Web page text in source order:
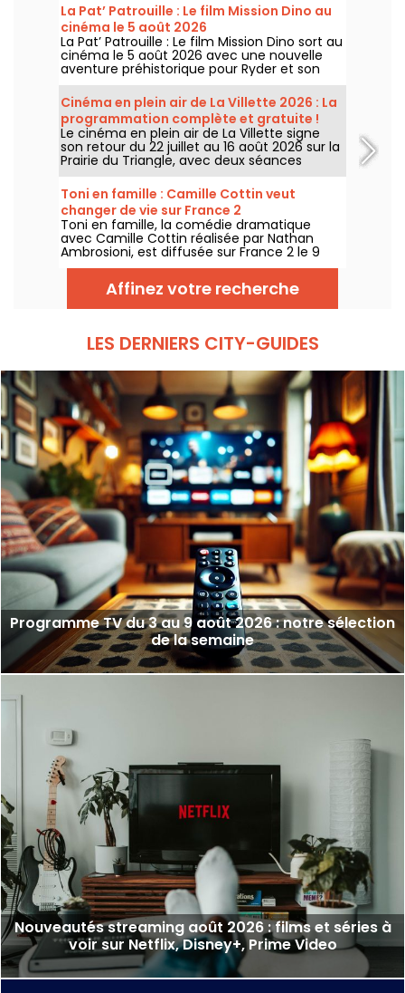
La Pat’ Patrouille : Le film Mission Dino au
cinéma le 5 août 2026
La Pat’ Patrouille : Le film Mission Dino sort au
cinéma le 5 août 2026 avec une nouvelle
aventure préhistorique pour Ryder et son
équipe.
Cinéma en plein air de La Villette 2026 : La
programmation complète et gratuite !
Le cinéma en plein air de La Villette signe
son retour du 22 juillet au 16 août 2026 sur la
Prairie du Triangle, avec deux séances
gratuites par jour, à 18h et 21h. Pour cette
35e édition, le festival met à l’honneur le
thème “L’appel de la forêt”. Découvrez la
programmation complète et gratuite !
Toni en famille : Camille Cottin veut
changer de vie sur France 2
Toni en famille, la comédie dramatique
avec Camille Cottin réalisée par Nathan
Ambrosioni, est diffusée sur France 2 le 9
août 2026 à 21h10.
Affinez votre recherche
LES DERNIERS CITY-GUIDES
Programme TV du 3 au 9 août 2026 : notre sélection
de la semaine
Nouveautés streaming août 2026 : films et séries à
voir sur Netflix, Disney+, Prime Video